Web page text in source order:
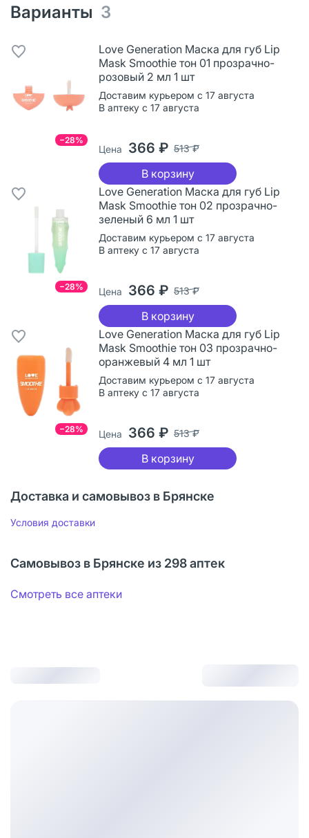
Варианты 3
−28%
Love Generation Маска для губ Lip
Mask Smoothie тон 01 прозрачно-
розовый 2 мл 1 шт
Доставим курьером с 17 августа
В аптеку с 17 августа
Цена 366 ₽ 513 ₽
В корзину
−28%
Love Generation Маска для губ Lip
Mask Smoothie тон 02 прозрачно-
зеленый 6 мл 1 шт
Доставим курьером с 17 августа
В аптеку с 17 августа
Цена 366 ₽ 513 ₽
В корзину
−28%
Love Generation Маска для губ Lip
Mask Smoothie тон 03 прозрачно-
оранжевый 4 мл 1 шт
Доставим курьером с 17 августа
В аптеку с 17 августа
Цена 366 ₽ 513 ₽
В корзину
Доставка и самовывоз в Брянске
Условия доставки
Самовывоз в Брянске из 298 аптек
Смотреть все аптеки